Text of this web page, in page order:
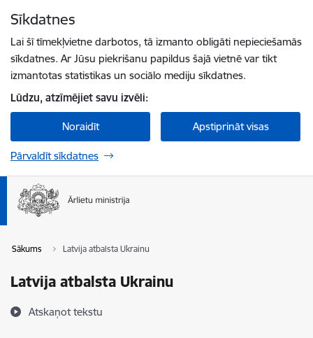
Sīkdatnes
Lai šī tīmekļvietne darbotos, tā izmanto obligāti nepieciešamās
sīkdatnes. Ar Jūsu piekrišanu papildus šajā vietnē var tikt
izmantotas statistikas un sociālo mediju sīkdatnes.
Lūdzu, atzīmējiet savu izvēli:
Noraidīt Apstiprināt visas
Pārvaldīt sīkdatnes
Sākums Latvija atbalsta Ukrainu
Latvija atbalsta Ukrainu
Atskaņot tekstu